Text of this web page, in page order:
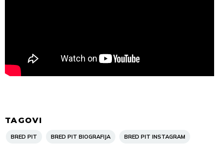
TAGOVI
BRED PIT BRED PIT BIOGRAFIJA BRED PIT INSTAGRAM